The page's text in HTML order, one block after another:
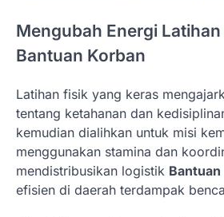
Mengubah Energi
Bantuan Korban
Latihan fisik yang keras
tentang ketahanan dan
kemudian dialihkan untuk misi
menggunakan stamina dan
mendistribusikan logistik
efisien di daerah terdampak